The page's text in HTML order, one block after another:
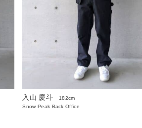
入山 慶斗
182cm
Snow Peak Back Office